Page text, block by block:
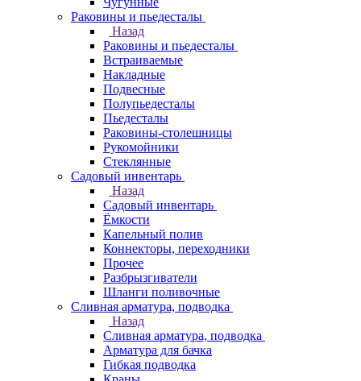
Раковины и пьедесталы
Назад
Раковины и пьедесталы
Встраиваемые
Накладные
Подвесные
Полупьедесталы
Пьедесталы
Раковины-столешницы
Рукомойники
Стеклянные
Садовый инвентарь
Назад
Садовый инвентарь
Ёмкости
Капельный полив
Коннекторы, переходники
Прочее
Разбрызгиватели
Шланги поливочные
Сливная арматура, подводка
Назад
Сливная арматура, подводка
Арматура для бачка
Гибкая подводка